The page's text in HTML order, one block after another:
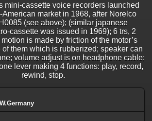
mini-cassette voice recorders launched
American market in 1968, after Norelco
(see above); (similar japanese
cassette was issued in 1969); 6 trs, 2
is made by friction of the motor’s
them which is rubberized; speaker can
volume adjust is on headphone cable;
lever making 4 functions: play, record,
rewind, stop.